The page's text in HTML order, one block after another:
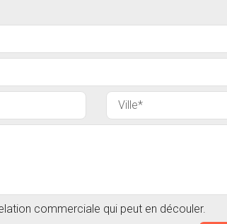
commerciale qui peut en découler.